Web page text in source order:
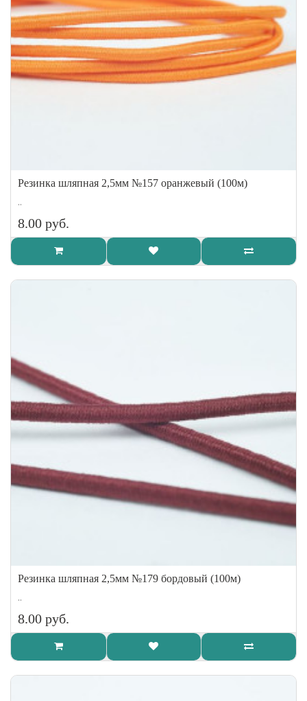
Резинка шляпная 2,5мм №157 оранжевый (100м)
..
8.00 руб.
Резинка шляпная 2,5мм №179 бордовый (100м)
..
8.00 руб.